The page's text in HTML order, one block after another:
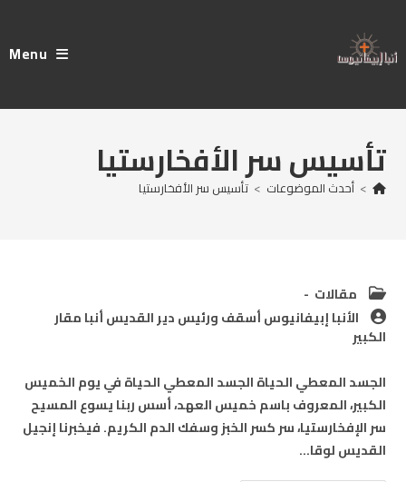
content
Menu
تأسيس سر الأفخارستيا
> أحدث الموضوعات > تأسيس سر الأفخارستيا
Post
category:
مقالات
Post
author:
الأنبا إبيفانيوس أسقف ورئيس دير القديس أنبا مقار
الكبير
الجسد المعطي الحياة الجسد المعطي الحياة في يوم الخميس
الكبير، المعروف باسم خميس العهد، أسس ربنا يسوع المسيح
سر الإفخارستيا، سر كسر الخبز وسفك الدم الكريم. فيخبرنا إنجيل
القديس لوقا…